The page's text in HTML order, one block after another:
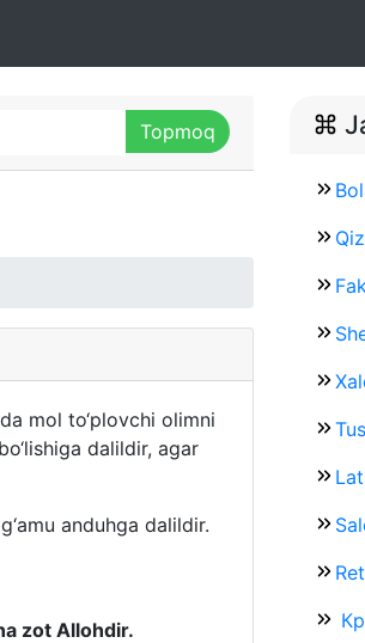
mol to‘plovchi olimni
dalildir, agar
anduhga dalildir.
zot Allohdir.